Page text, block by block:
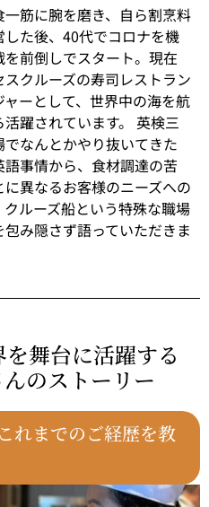
一筋に腕を磨き、自ら割烹料
した後、40代でコロナを機
を前倒しでスタート。現在
スクルーズの寿司レストラン
ャーとして、世界中の海を航
躍されています。 英検三
なんとかやり抜いてきた
語事情から、食材調達の苦
に異なるお客様のニーズへの
ルーズ船という特殊な職場
包み隠さず語っていただきま
舞台に活躍する
んのストーリー
れまでのご経歴を教